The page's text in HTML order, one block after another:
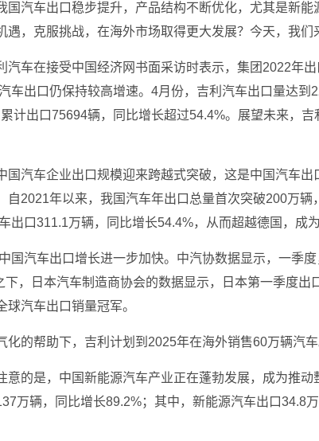
国汽车出口稳步提升，产品结构不断优化，尤其是新
遇，克服挑战，在海外市场取得更大发展？今天，我们
汽车在接受中国经济网书面采访时表示，集团2022年
车出口仍保持较高增速。4月份，吉利汽车出口量达到
计出口75694辆，同比增长超过54.4%。展望未来，
国汽车企业出口规模迎来跨越式突破，这是中国汽车
自2021年以来，我国汽车年出口总量首次突破200万辆
出口311.1万辆，同比增长54.4%，从而超越德国，成
国汽车出口增长进一步加快。中汽协数据显示，一季
下，日本汽车制造商协会的数据显示，日本第一季度出
球汽车出口销量冠军。
化的帮助下，吉利计划到2025年在海外销售60万辆汽车
意的是，中国新能源汽车产业正在蓬勃发展，成为推
万辆，同比增长89.2%；其中，新能源汽车出口34.8